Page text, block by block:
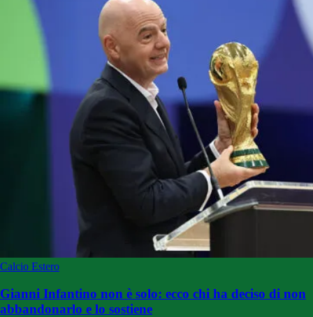
Calcio Estero
Gianni Infantino non è solo: ecco chi ha deciso di non
abbandonarlo e lo sostiene